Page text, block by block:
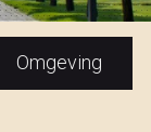
Omgeving